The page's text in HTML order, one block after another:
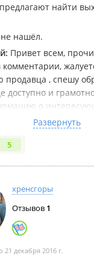
найти
не нашёл.
Привет всем,
продавца , спешу
доступно и
о
что продавец не
ни смог грамотно
, и потребность.
Развернуть
5
хренсгоры
Отзывов 1
21 декабря 2016 г.